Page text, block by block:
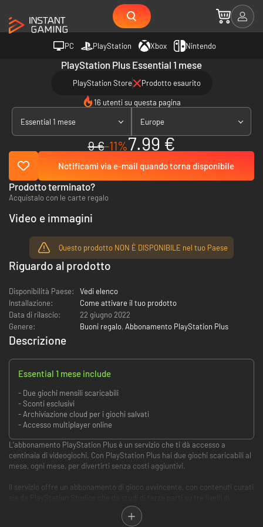
PC PlayStation Xbox Nintendo
PlayStation Plus Essential 1 mese
PlayStation Store Prodotto esaurito
16 utenti su questa pagina
Essential 1 mese Europe
9 €-11%7.99 €
Notificami via e-mail quando torna disponibile
Questo prodotto NON È DISPONIBILE nel tuo Paese
Prodotto terminato?
Acquistalo con le carte regalo
Riguardo al prodotto
Disponibilità Paese:
Vedi elenco
Installazione:
Come attivare il tuo prodotto
Data di rilascio:
22 giugno 2022
Genere:
Buoni regalo, Abbonamento PlayStation Plus
Video e immagini
Descrizione
Essential 1 mese include
- Due giochi mensili scaricabili
- Sconti esclusivi
- Archiviazione cloud per i giochi salvati
- Accesso multiplayer online
L’abbonamento PlayStation Plus è un servizio che ti dà accesso a
centinaia di videogiochi. Con PlayStation Plus hai due giochi scaricabili al
mese, ogni mese, per divertirti senza costi aggiuntivi.
Il servizio offre un abbonamento di gioco avvincente, con contenuti curati
abbonamento a livello globale: PlayStation Plus Essential, PlayStation
Plus Extra e PlayStation Plus Premium.